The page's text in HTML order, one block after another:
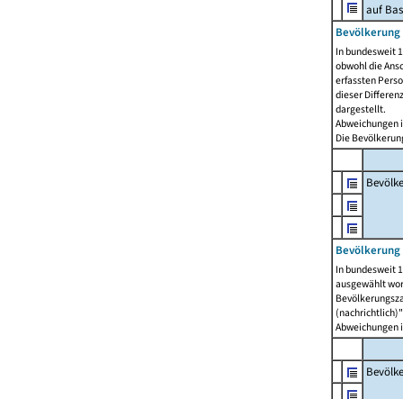
auf
Bevölkerung
In bundesweit
obwohl die
erfassten
dieser
dargestellt.
Abweichungen
Die
In bundesweit
ausgewählt
Abweichungen